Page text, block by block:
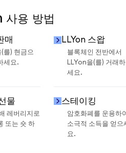
용 방법
매
를) 현금으
세요.
LLYon 스왑
블록체인 전반에서
LLYon을(를) 거래하
세요.
물
레버리지로
또는 숏 하
스테이킹
암호화폐를 운용하
소극적 소득을 얻으
요.